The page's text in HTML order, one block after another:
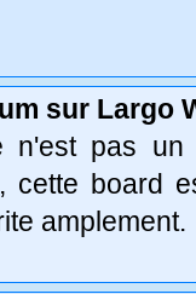
sur Largo
n'est pas un
cette board
amplement.